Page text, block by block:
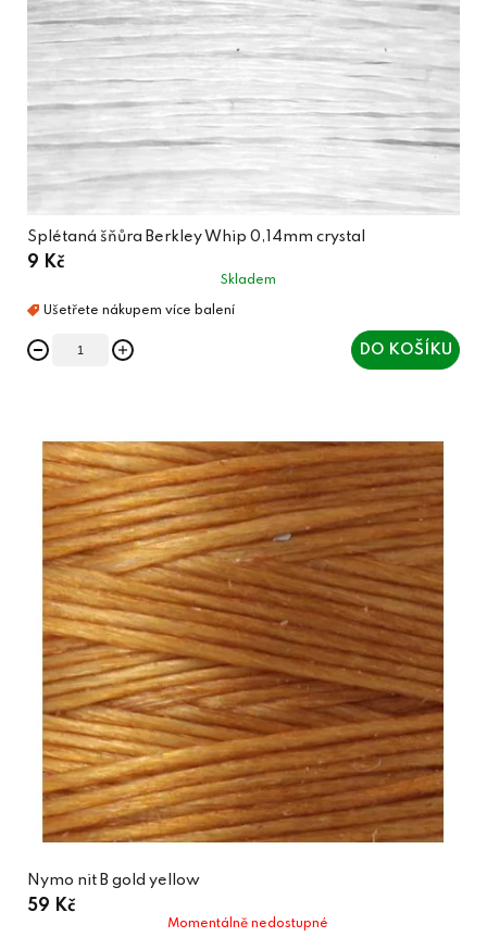
Splétaná šňůra Berkley Whip 0,14mm crystal
9 Kč
Skladem
DO KOŠÍKU
Nymo nit B gold yellow
59 Kč
Momentálně nedostupné